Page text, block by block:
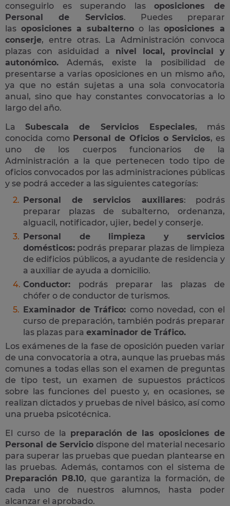
conseguirlo es superando lasoposiciones de
Personal de Servicios. Puedes preparar
las oposiciones a subalterno o lasoposiciones a
conserje, entre otras. La Administración convoca
plazas con asiduidad a nivel local, provincial y
autonómico. Además, existe la posibilidad de
presentarse a varias oposiciones en un mismo año,
ya que no están sujetas a una sola convocatoria
anual, sino que hay constantes convocatorias a lo
largo del año.
LaSubescala de Servicios Especiales, más
conocida como Personal de Oficios o Servicios, es
uno de los cuerpos funcionarios de la
Administración a la que pertenecen todo tipo de
oficios convocados por las administraciones públicas
y se podrá acceder a las siguientes categorías:
Personal de servicios auxiliares: podrás
preparar plazas de subalterno, ordenanza,
alguacil, notificador, ujier, bedel y conserje.
Personal de limpieza y servicios
domésticos: podrás preparar plazas de limpieza
de edificios públicos, a ayudante de residencia y
a auxiliar de ayuda a domicilio.
Conductor: podrás preparar las plazas de
chófer o de conductor de turismos.
Examinador de Tráfico: como novedad, con el
curso de preparación, también podrás preparar
las plazas para examinador de Tráfico.
Los exámenes de la fase de oposición pueden variar
de una convocatoria a otra, aunque las pruebas más
comunes a todas ellas son el examen de preguntas
de tipo test, un examen de supuestos prácticos
sobre las funciones del puesto y, en ocasiones, se
realizan dictados y pruebas de nivel básico, así como
una prueba psicotécnica.
El curso de la preparación de las oposiciones de
Personal de Servicio dispone del material necesario
para superar las pruebas que puedan plantearse en
las pruebas. Además, contamos con el sistema de
Preparación P8.10, que garantiza la formación, de
cada uno de nuestros alumnos, hasta poder
alcanzar el aprobado.